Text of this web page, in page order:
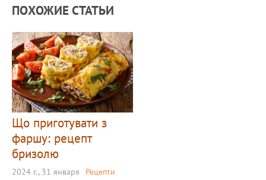
ПОХОЖИЕ СТАТЬИ
Що приготувати з
фаршу: рецепт
бризолю
2024 г., 31 января Рецепти